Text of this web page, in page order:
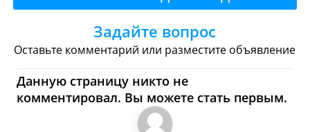
Булочные
Супермаркеты
Торговые Центры
Едличе - Где купить?
Магазины, Шоппинг
Задайте вопрос
Оставьте комментарий или разместите объявление
Данную страницу никто не
комментировал. Вы можете стать первым.